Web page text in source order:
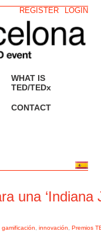
LOGIN
REGISTER
WHAT IS
TED/TEDx
CONTACT
una ‘Indiana
,gamificación ,innovación ,Premios